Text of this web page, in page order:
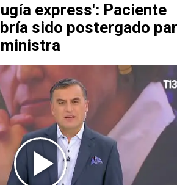
express': Paciente
sido postergado